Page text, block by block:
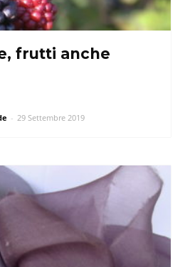
frutti anche
- 29 Settembre 2019